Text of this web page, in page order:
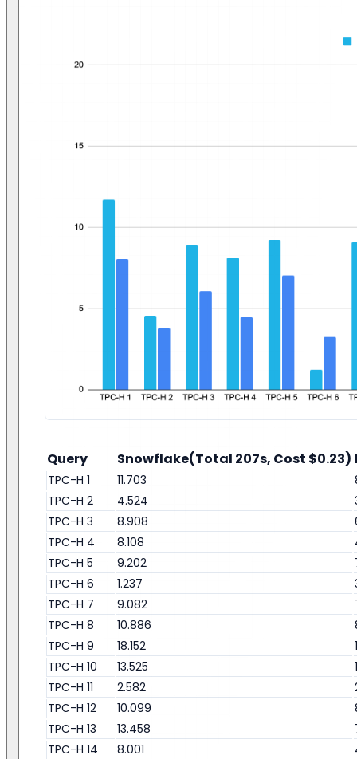
Query Snowflake(Total 207s, Cost $0.23)
TPC-H 1 11.703
TPC-H 2
4.524
TPC-H 3
8.908
TPC-H 4
8.108
TPC-H 5
9.202
TPC-H 6
1.237
TPC-H 7
9.082
TPC-H 8
10.886
TPC-H 9
18.152
TPC-H 10
13.525
TPC-H 11
2.582
TPC-H 12
10.099
TPC-H 13
13.458
TPC-H 14
8.001